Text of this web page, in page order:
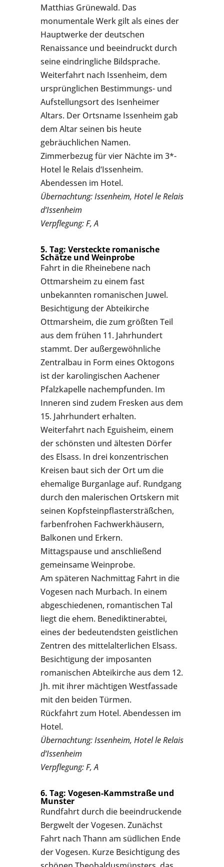
Matthias Grünewald. Das
monumentale Werk gilt als eines der
Hauptwerke der deutschen
Renaissance und beeindruckt durch
seine eindringliche Bildsprache.
Weiterfahrt nach Issenheim, dem
ursprünglichen Bestimmungs- und
Aufstellungsort des Isenheimer
Altars. Der Ortsname Issenheim gab
dem Altar seinen bis heute
gebräuchlichen Namen.
Zimmerbezug für vier Nächte im 3*-
Hotel le Relais d‘Issenheim.
Abendessen im Hotel.
Übernachtung: Issenheim, Hotel le Relais
d‘Issenheim
Verpflegung: F, A
5. Tag: Versteckte romanische
Schätze und Weinprobe
Fahrt in die Rheinebene nach
Ottmarsheim zu einem fast
unbekannten romanischen Juwel.
Besichtigung der Abteikirche
Ottmarsheim, die zum größten Teil
aus dem frühen 11. Jahrhundert
stammt. Der außergewöhnliche
Zentralbau in Form eines Oktogons
ist der karolingischen Aachener
Pfalzkapelle nachempfunden. Im
Inneren sind zudem Fresken aus dem
15. Jahrhundert erhalten.
Weiterfahrt nach Eguisheim, einem
der schönsten und ältesten Dörfer
des Elsass. In drei konzentrischen
Kreisen baut sich der Ort um die
ehemalige Burganlage auf. Rundgang
durch den malerischen Ortskern mit
seinen Kopfsteinpflastersträßchen,
farbenfrohen Fachwerkhäusern,
Balkonen und Erkern.
Mittagspause und anschließend
gemeinsame Weinprobe.
Am späteren Nachmittag Fahrt in die
Vogesen nach Murbach. In einem
abgeschiedenen, romantischen Tal
liegt die ehem. Benediktinerabtei,
eines der bedeutendsten geistlichen
Zentren des mittelalterlichen Elsass.
Besichtigung der imposanten
romanischen Abteikirche aus dem 12.
Jh. mit ihrer mächtigen Westfassade
mit den beiden Türmen.
Rückfahrt zum Hotel. Abendessen im
Hotel.
Übernachtung: Issenheim, Hotel le Relais
d‘Issenheim
Verpflegung: F, A
6. Tag: Vogesen-Kammstraße und
Munster
Rundfahrt durch die beeindruckende
Bergwelt der Vogesen. Zunächst
Fahrt nach Thann am südlichen Ende
der Vogesen. Kurze Besichtigung des